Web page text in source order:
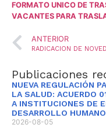
FORMATO UNICO DE
VACANTES PARA
ANTERIOR
Publicaciones
NUEVA REGULACIÓN
LA SALUD: ACUERDO
A INSTITUCIONES DE
DESARROLLO HUMANO
2026-08-05